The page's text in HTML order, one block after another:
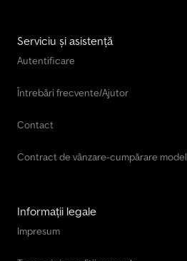
Serviciu și asistență
Autentificare
Întrebări frecvente/Ajutor
Contact
Contract de vânzare-cumpărare model
Informații legale
Impresum